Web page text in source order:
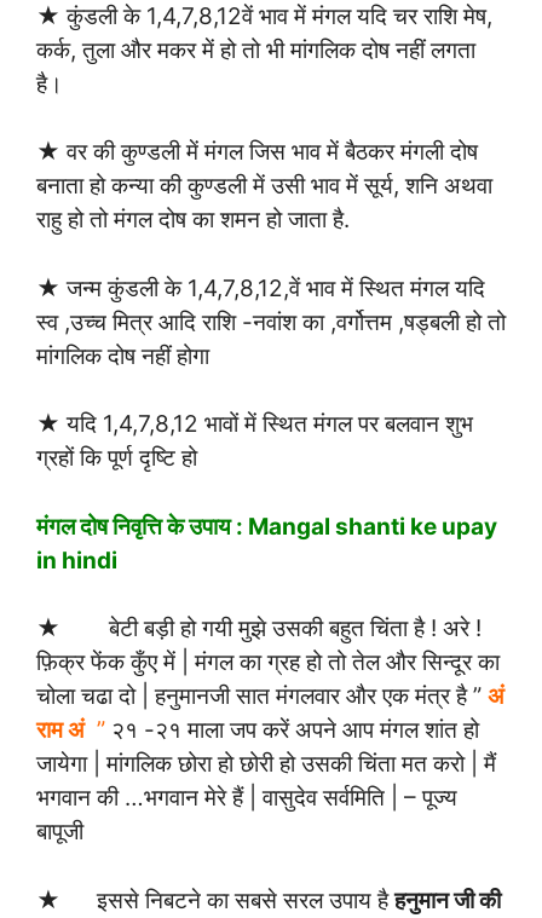
★ कुंडली के 1,4,7,8,12वें भाव में मंगल यदि चर राशि मेष,
कर्क, तुला और मकर में हो तो भी मांगलिक दोष नहीं लगता
है।
★ वर की कुण्डली में मंगल जिस भाव में बैठकर मंगली दोष
बनाता हो कन्या की कुण्डली में उसी भाव में सूर्य, शनि अथवा
राहु हो तो मंगल दोष का शमन हो जाता है.
★ जन्म कुंडली के 1,4,7,8,12,वें भाव में स्थित मंगल यदि
स्व ,उच्च मित्र आदि राशि -नवांश का ,वर्गोत्तम ,षड्बली हो तो
मांगलिक दोष नहीं होगा
★ यदि 1,4,7,8,12 भावों में स्थित मंगल पर बलवान शुभ
ग्रहों कि पूर्ण दृष्टि हो
मंगल दोष निवृत्ति के उपाय : Mangal shanti ke upay
in hindi
★ बेटी बड़ी हो गयी मुझे उसकी बहुत चिंता है ! अरे !
फ़िक्र फेंक कुँए में | मंगल का ग्रह हो तो तेल और सिन्दूर का
चोला चढा दो | हनुमानजी सात मंगलवार और एक मंत्र है ” अं
राम अं” २१ -२१ माला जप करें अपने आप मंगल शांत हो
जायेगा | मांगलिक छोरा हो छोरी हो उसकी चिंता मत करो | मैं
भगवान की …भगवान मेरे हैं | वासुदेव सर्वमिति | – पूज्य
बापूजी
★ इससे निबटने का सबसे सरल उपाय हैहनुमान जी की